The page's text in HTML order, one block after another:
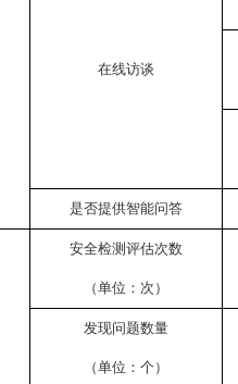
在线访谈
是否提供智能问答
安全检测评估次数
（单位：次）
发现问题数量
（单位：个）